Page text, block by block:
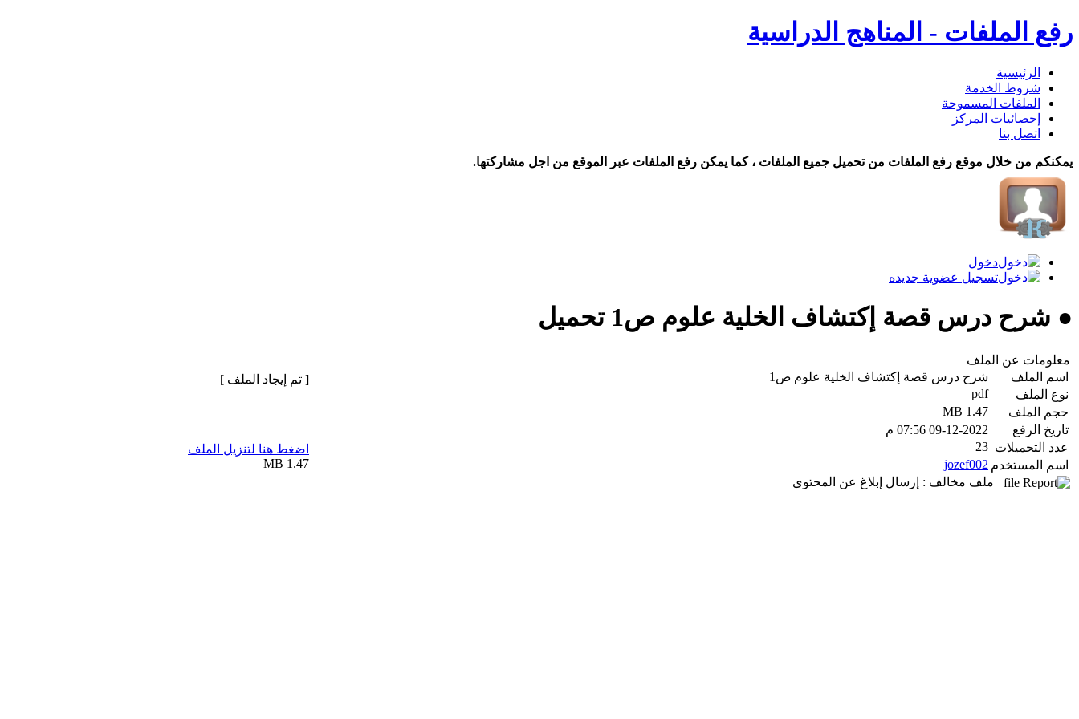
رفع الملفات - المناهج الدراسية
الرئيسية
شروط الخدمة
الملفات المسموحة
إحصائيات المركز
اتصل بنا
يمكنكم من خلال موقع رفع الملفات من تحميل جميع الملفات ، كما يمكن رفع الملفات عبر الموقع من اجل مشاركتها.
دخول
تسجيل عضوية جديده
● شرح درس قصة إكتشاف الخلية علوم ص1 تحميل
معلومات عن الملف
اسم الملف
شرح درس قصة إكتشاف الخلية علوم ص1
نوع الملف
pdf
حجم الملف
1.47 MB
تاريخ الرفع
09-12-2022 07:56 م
عدد التحميلات 23
اسم المستخدم jozef002
ملف مخالف : إرسال إبلاغ عن المحتوى
[ تم إيجاد الملف ]
اضغط هنا لتنزيل الملف
1.47 MB